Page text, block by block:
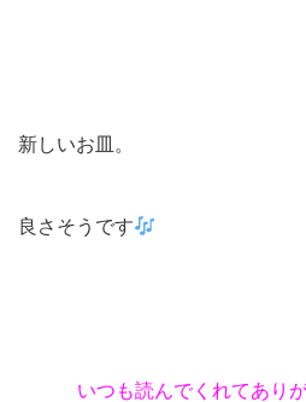
新しいお皿。
良さそうです
いつも読んでくれてあり